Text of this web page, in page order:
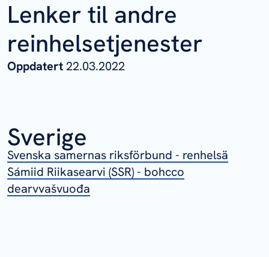
Lenker til andre
reinhelsetjenester
Oppdatert 22.03.2022
Sverige
Svenska samernas riksförbund - renhelsä
Sámiid Riikasearvi (SSR) - bohcco
dearvvašvuođa